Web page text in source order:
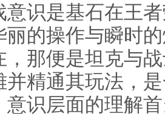
意识是基石在王
丽的操作与瞬时
，那便是坦克与
并精通其玩法，
意识层面的理解